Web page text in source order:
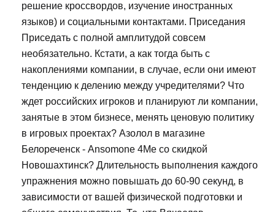
решение кроссвордов, изучение иностранных
языков) и социальными контактами. Приседания
Приседать с полной амплитудой совсем
необязательно. Кстати, а как тогда быть с
накоплениями компании, в случае, если они имеют
тенденцию к делению между учредителями? Что
ждет российских игроков и планируют ли компании,
занятые в этом бизнесе, менять ценовую политику
в игровых проектах? Азолол в магазине
Белореченск - Ansomone 4Me со скидкой
Новошахтинск? Длительность выполнения каждого
упражнения можно повышать до 60-90 секунд, в
зависимости от вашей физической подготовки и